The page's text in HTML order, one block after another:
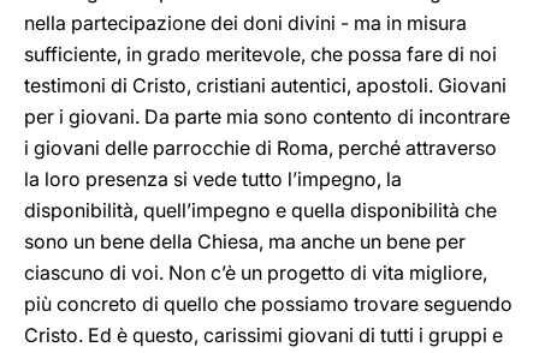
nella partecipazione dei doni divini - ma in misura
sufficiente, in grado meritevole, che possa fare di noi
testimoni di Cristo, cristiani autentici, apostoli. Giovani
per i giovani. Da parte mia sono contento di incontrare
i giovani delle parrocchie di Roma, perché attraverso
la loro presenza si vede tutto l’impegno, la
disponibilità, quell’impegno e quella disponibilità che
sono un bene della Chiesa, ma anche un bene per
ciascuno di voi. Non c’è un progetto di vita migliore,
più concreto di quello che possiamo trovare seguendo
Cristo. Ed è questo, carissimi giovani di tutti i gruppi e